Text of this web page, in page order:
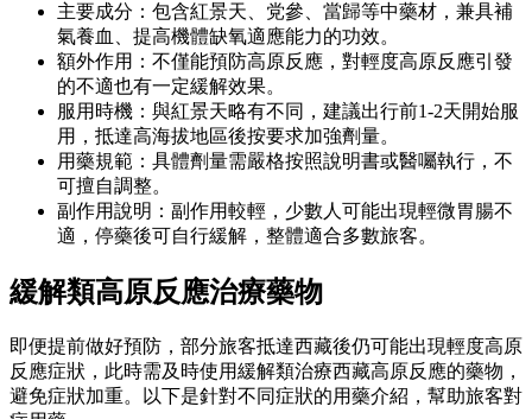
主要成分：包含紅景天、党參、當歸等中藥材，兼具補
氣養血、提高機體缺氧適應能力的功效。
額外作用：不僅能預防高原反應，對輕度高原反應引發
的不適也有一定緩解效果。
服用時機：與紅景天略有不同，建議出行前1-2天開始服
用，抵達高海拔地區後按要求加強劑量。
用藥規範：具體劑量需嚴格按照說明書或醫囑執行，不
可擅自調整。
副作用說明：副作用較輕，少數人可能出現輕微胃腸不
適，停藥後可自行緩解，整體適合多數旅客。
緩解類高原反應治療藥物
即便提前做好預防，部分旅客抵達西藏後仍可能出現輕度高原
反應症狀，此時需及時使用緩解類治療西藏高原反應的藥物，
避免症狀加重。以下是針對不同症狀的用藥介紹，幫助旅客對